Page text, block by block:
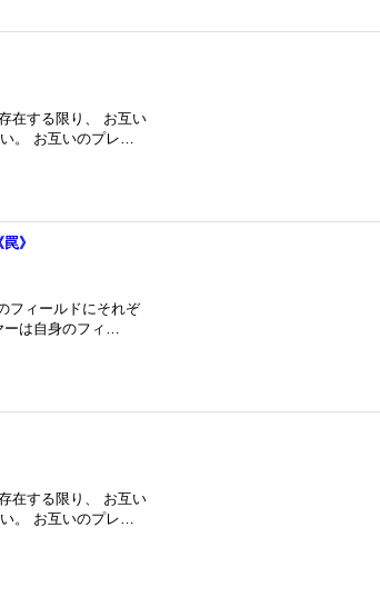
在する限り、 お互い
。 お互いのプレ…
》
フィールドにそれぞ
ーは自身のフィ…
在する限り、 お互い
。 お互いのプレ…